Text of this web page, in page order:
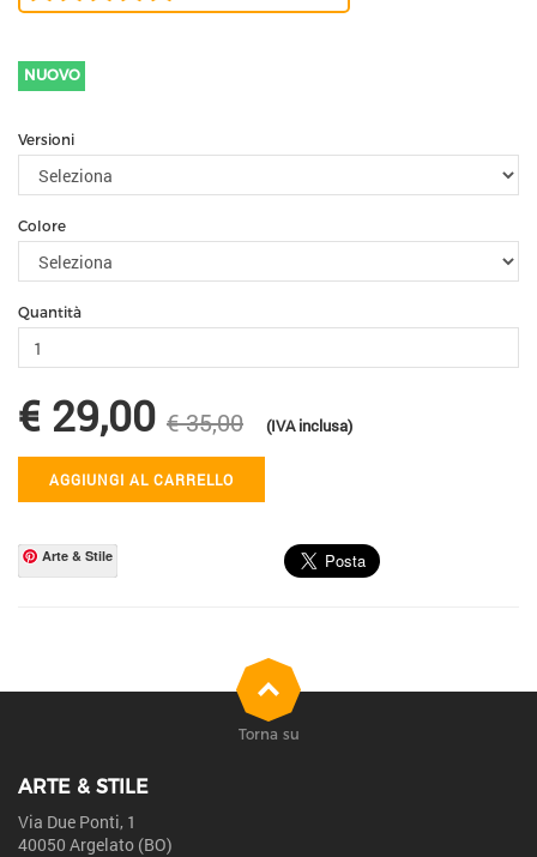
NUOVO
Versioni
Colore
Quantità
€ 29,00 € 35,00 (IVA inclusa)
AGGIUNGI AL CARRELLO
Arte & Stile
ARTE & STILE
Via Due Ponti, 1
40050 Argelato (BO)
Torna su